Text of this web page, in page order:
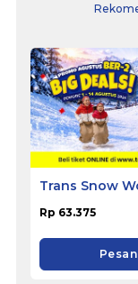
Trans Snow
Rp 63.375